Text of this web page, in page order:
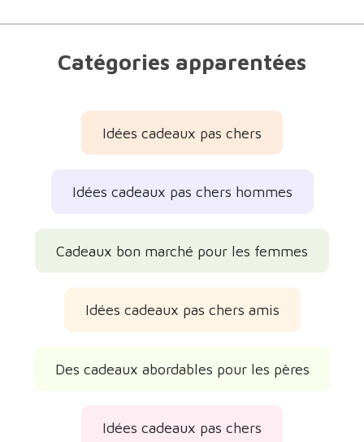
Catégories apparentées
Idées cadeaux pas chers
Idées cadeaux pas chers hommes
Cadeaux bon marché pour les femmes
Idées cadeaux pas chers amis
Des cadeaux abordables pour les pères
Idées cadeaux pas chers